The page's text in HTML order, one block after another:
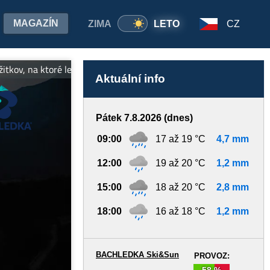
ZIMA LETO
MAGAZÍN CZ
ktoré len tak nezabudnete! Tešíme sa na stretnutie! Viac
Aktuální info
Pátek 7.8.2026 (dnes)
09:00 17 až 19 °C 4,7 mm
12:00 19 až 20 °C 1,2 mm
15:00 18 až 20 °C 2,8 mm
18:00 16 až 18 °C 1,2 mm
PROVOZ:
BACHLEDKA Ski&Sun